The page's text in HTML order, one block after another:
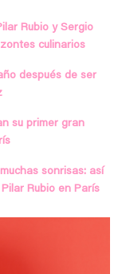
Rubio y Sergio
culinarios
después de ser
su primer gran
sonrisas: así
Rubio en París